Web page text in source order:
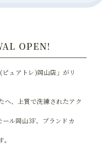
OPEN!
ュアトレ)岡山店」がリ
へ、上質で洗練されたアク
ル岡山3F、ブランドカ